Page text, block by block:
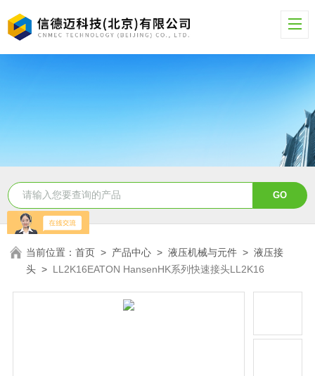
当前位置：首页 > 产品中心 >液压机械与元件 >液压接
头 > LL2K16EATON HansenHK系列快速接头LL2K16